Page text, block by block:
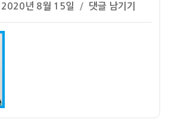
작
성
일
2020년 8월 15일
롯
데
댓글 남기기